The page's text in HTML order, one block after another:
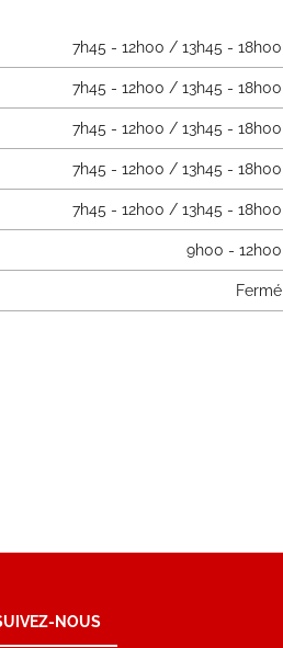
7h45 - 12h00 / 13h45 - 18h00
7h45 - 12h00 / 13h45 - 18h00
7h45 - 12h00 / 13h45 - 18h00
7h45 - 12h00 / 13h45 - 18h00
7h45 - 12h00 / 13h45 - 18h00
9h00 - 12h00
Fermé
NOUS